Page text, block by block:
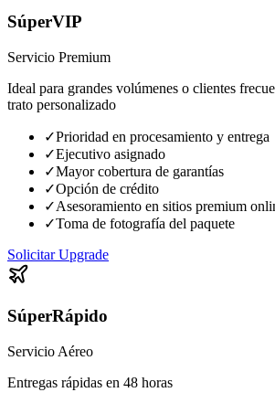
SúperVIP
Servicio Premium
Ideal para grandes volúmenes o clientes
trato personalizado
✓Prioridad en procesamiento y entrega
✓Ejecutivo asignado
✓Mayor cobertura de garantías
✓Opción de crédito
✓Asesoramiento en sitios premium
✓Toma de fotografía del paquete
Solicitar Upgrade
SúperRápido
Servicio Aéreo
Entregas rápidas en 48 horas